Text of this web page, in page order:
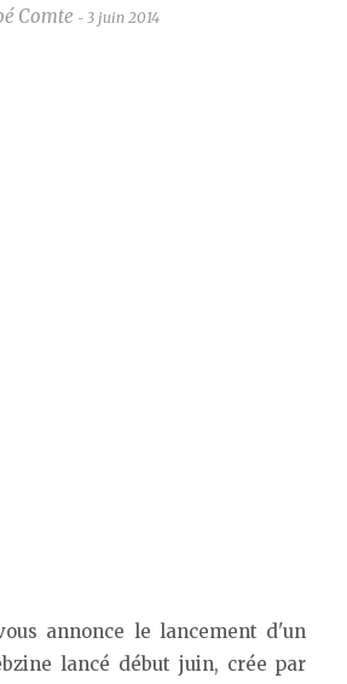
Comte - 3 juin 2014
annonce le lancement d'un
lancé début juin, crée par